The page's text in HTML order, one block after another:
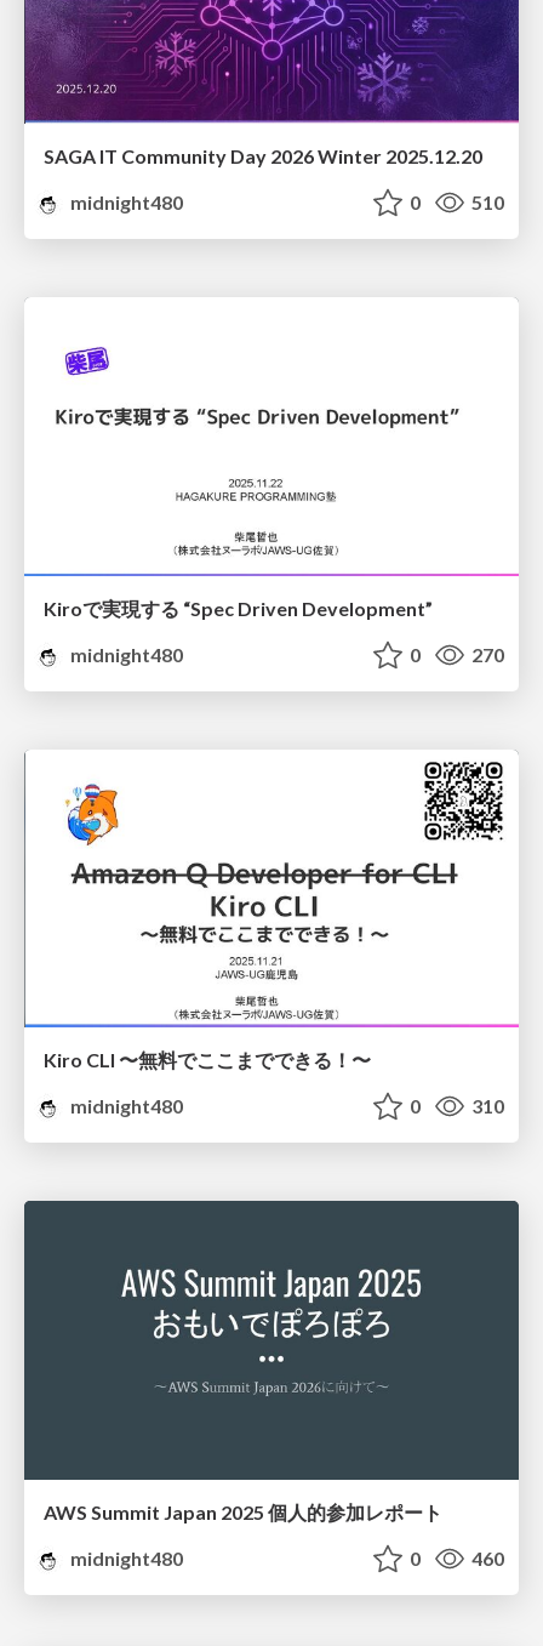
SAGA IT Community Day 2026 Winter 2025.12.20
midnight480
0 510
Kiroで実現する “Spec Driven Development”
midnight480
0 270
Kiro CLI 〜無料でここまでできる！〜
midnight480
0 310
AWS Summit Japan 2025 個人的参加レポート
midnight480
0 460